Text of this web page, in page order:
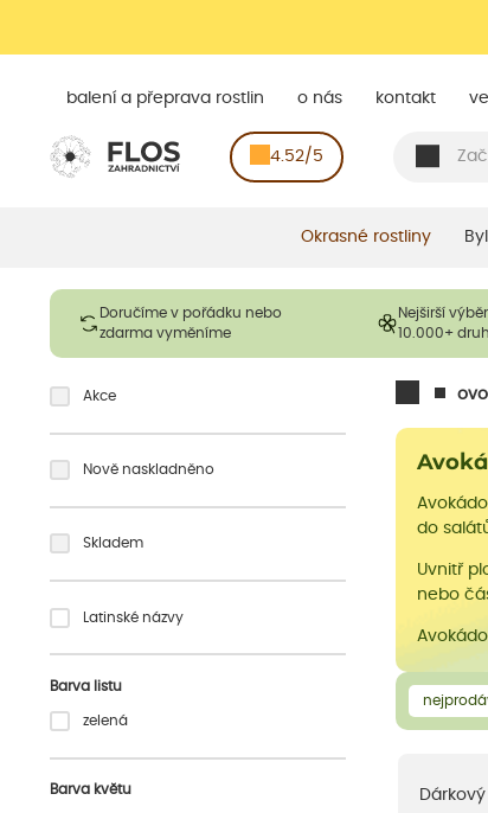
balení a přeprava rostlin o nás kontakt
4.52/5
Okrasné rostliny
Doručíme v pořádku nebo
zdarma vyměníme
Nejširší
10.000+
do
Uvnitř
nebo
Akce
Nově naskladněno
Skladem
Latinské názvy
Barva listu
zelená
Barva květu